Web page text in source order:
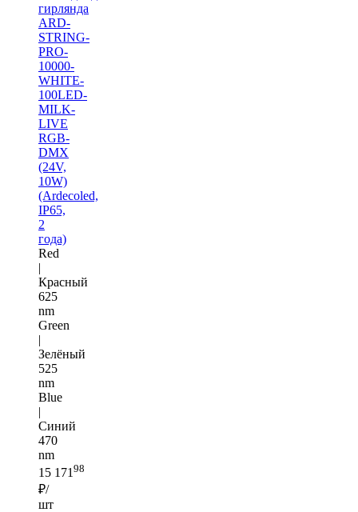
гирлянда
ARD-
STRING-
PRO-
10000-
WHITE-
100LED-
MILK-
LIVE
RGB-
DMX
(24V,
10W)
(Ardecoled,
IP65,
2
года)
Red
|
Красный
625
nm
Green
|
Зелёный
525
nm
Blue
|
Синий
470
nm
15 171 98
₽/
шт